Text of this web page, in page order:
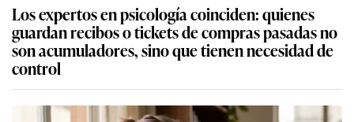
Los expertos en psicología coinciden: quienes
guardan recibos o tickets de compras pasadas no
son acumuladores, sino que tienen necesidad de
control